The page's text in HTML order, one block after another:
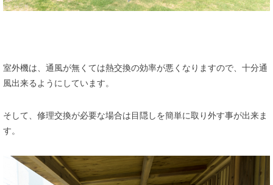
室外機は、通風が無くては熱交換の効率が悪くなりますので、十分通
風出来るようにしています。
そして、修理交換が必要な場合は目隠しを簡単に取り外す事が出来ま
す。